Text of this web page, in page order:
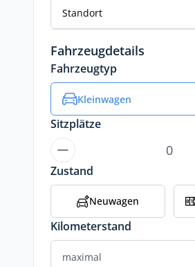
Standort
Fahrzeugdetails
Fahrzeugtyp
Kleinwagen
Sitzplätze
Zustand
Neuwagen
Kilometerstand